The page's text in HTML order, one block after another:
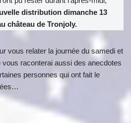
distribution dimanche 13
château de Tronjoly.
vous relater la journée du samedi et
raconterai aussi des anecdotes
personnes qui ont fait le